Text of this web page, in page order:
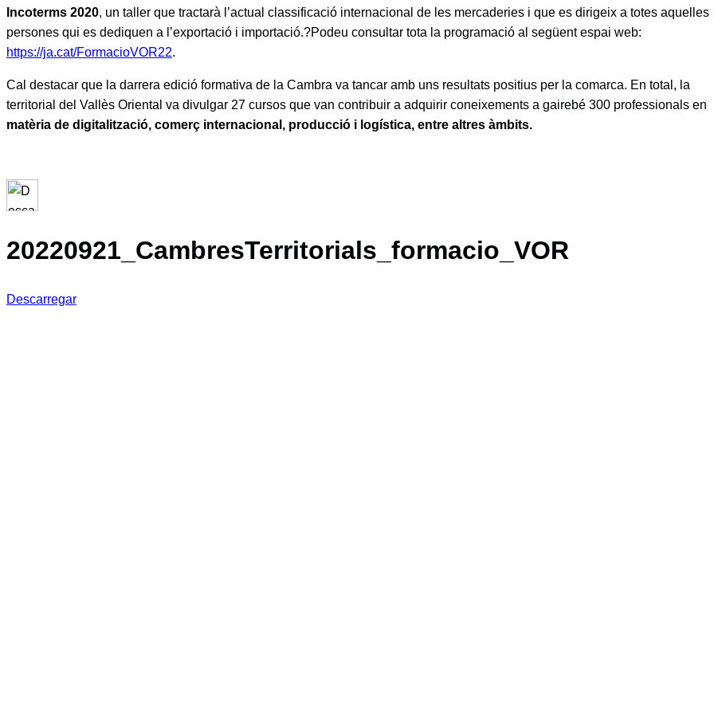
Incoterms 2020, un taller que tractarà l’actual classificació internacional de les mercaderies i que es dirigeix a totes aquelles
persones qui es dediquen a l’exportació i importació.?Podeu consultar tota la programació al següent espai web:
https://ja.cat/FormacioVOR22.
Cal destacar que la darrera edició formativa de la Cambra va tancar amb uns resultats positius per la comarca. En total, la
territorial del Vallès Oriental va divulgar 27 cursos que van contribuir a adquirir coneixements a gairebé 300 professionals en
matèria de digitalització, comerç internacional, producció i logística, entre altres àmbits.
20220921_CambresTerritorials_formacio_VOR
Descarregar